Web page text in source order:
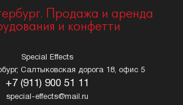
Продажа и аренда
и конфетти
Special Effects
Салтыковская дорога 18, офис 5
+7 (911) 900 51 11
special-effects@mail.ru